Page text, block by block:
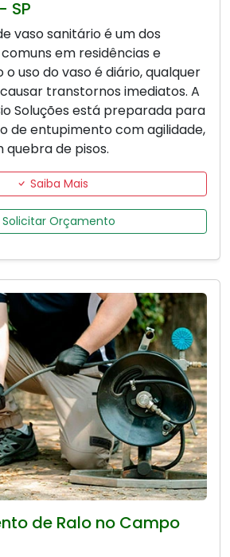
SP
vaso sanitário é um dos
em residências e
uso do vaso é diário, qualquer
transtornos imediatos. A
Soluções está preparada para
de entupimento com agilidade,
quebra de pisos.
Saiba Mais
Solicitar Orçamento
de Ralo no Campo